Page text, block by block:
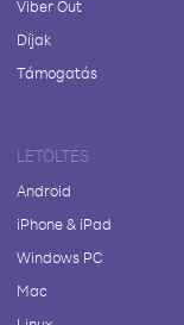
Viber Out
Díjak
Támogatás
LETÖLTÉS
Android
iPhone & iPad
Windows PC
Mac